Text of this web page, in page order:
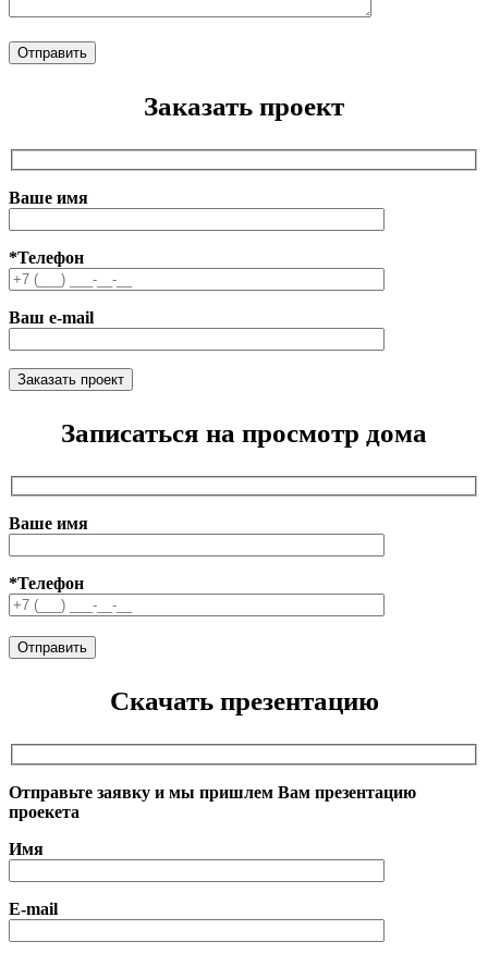
Заказать проект
Ваше имя
*Телефон
Ваш e-mail
Записаться на просмотр дома
Ваше имя
*Телефон
Скачать презентацию
Отправьте заявку и мы пришлем Вам презентацию
проекета
Имя
E-mail